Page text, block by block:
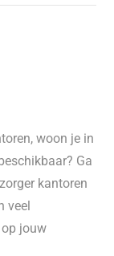
woon je in
Ga
kantoren
veel
jouw